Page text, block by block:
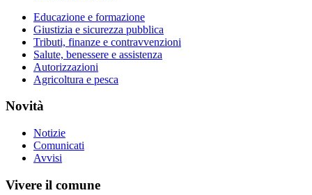
Educazione e formazione
Giustizia e sicurezza pubblica
Tributi, finanze e contravvenzioni
Salute, benessere e assistenza
Autorizzazioni
Agricoltura e pesca
Novità
Notizie
Comunicati
Avvisi
Vivere il comune